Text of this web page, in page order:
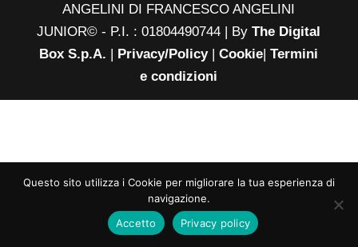
ANGELINI DI FRANCESCO ANGELINI
JUNIOR© - P.I. : 01804490744 | ByThe Digital
Box S.p.A. | Privacy/Policy|Cookie|Termini
e condizioni
Questo sito utilizza i Cookie per migliorare la tua esperienza di
navigazione.
Accetto
Privacy policy